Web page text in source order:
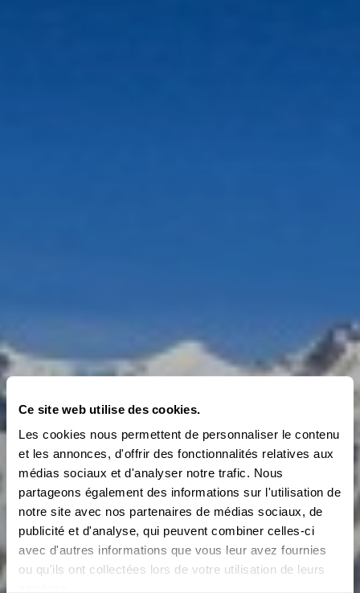
Ce site web utilise des cookies.
Les cookies nous permettent de personnaliser le contenu
et les annonces, d'offrir des fonctionnalités relatives aux
médias sociaux et d'analyser notre trafic. Nous
partageons également des informations sur l'utilisation de
notre site avec nos partenaires de médias sociaux, de
publicité et d'analyse, qui peuvent combiner celles-ci
avec d'autres informations que vous leur avez fournies
ou qu'ils ont collectées lors de votre utilisation de leurs